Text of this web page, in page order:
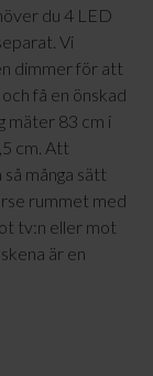
du 4 LED
Vi
dimmer för att
få en önskad
mäter 83 cm i
cm. Att
många sätt
rummet med
tv:n eller mot
är en